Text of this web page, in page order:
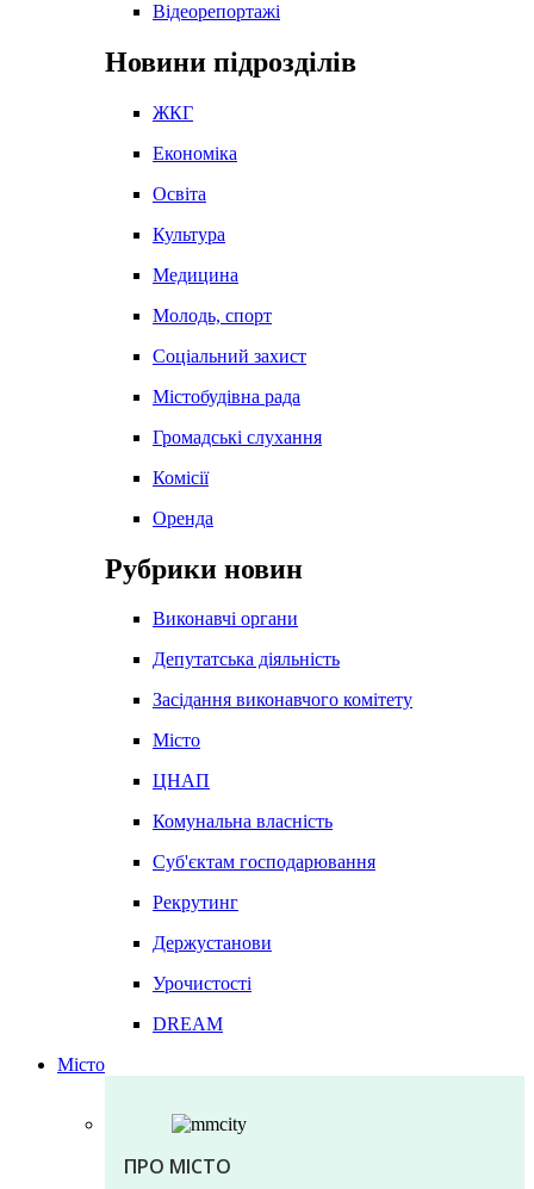
Відеорепортажі
Новини підрозділів
ЖКГ
Економіка
Освіта
Культура
Медицина
Молодь, спорт
Соціальний захист
Містобудівна рада
Громадські слухання
Комісії
Оренда
Рубрики новин
Виконавчі органи
Депутатська діяльність
Засідання виконавчого комітету
Місто
ЦНАП
Комунальна власність
Суб'єктам господарювання
Рекрутинг
Держустанови
Урочистості
DREAM
Місто
ПРО МІСТО